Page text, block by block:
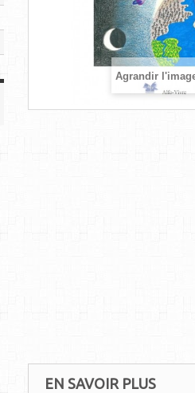
Agrandir
EN SAVOIR PLUS